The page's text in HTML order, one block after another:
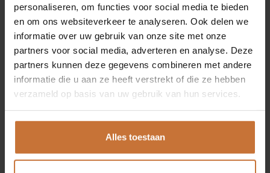
personaliseren, om functies voor social media te bieden
en om ons websiteverkeer te analyseren. Ook delen we
informatie over uw gebruik van onze site met onze
partners voor social media, adverteren en analyse. Deze
partners kunnen deze gegevens combineren met andere
informatie die u aan ze heeft verstrekt of die ze hebben
verzameld op basis van uw gebruik van hun services.
Alles toestaan
SHOWROOM
EIGENMEIJS
ONZE MERKEN
SHOP
CONTACT
Ontdek de collectie bij Meijs Wonen
BaobabCollectionstaat bekend om zijn prachtige